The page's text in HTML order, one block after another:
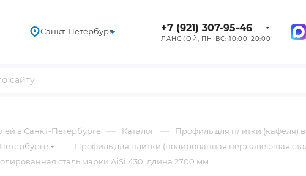
Санкт-Петербург +7 (921) 307-95-46
ЛАНСКОЙ, ПН-ВС: 10:00-20:00
в Санкт-Петербурге — Каталог —
Профиль для плитки (кафеля)
—
Профиль для плитки (полированная нержавеющая
сталь марки AiSi 430, длина 2700 мм